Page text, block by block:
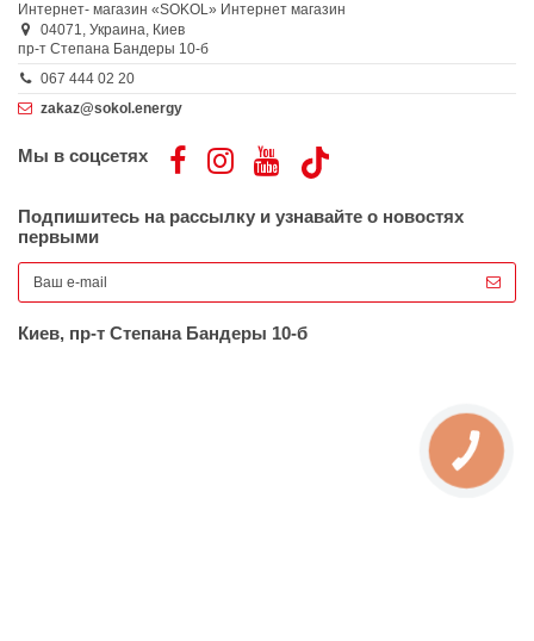
Интернет- магазин «SOKOL» Интернет магазин
04071, Украина, Киев
пр-т Степана Бандеры 10-б
067 444 02 20
zakaz@sokol.energy
Мы в соцсетях
Подпишитесь на рассылку и узнавайте о новостях
первыми
Киев, пр-т Степана Бандеры 10-б
КНОПКА
ЗВ'ЯЗКУ